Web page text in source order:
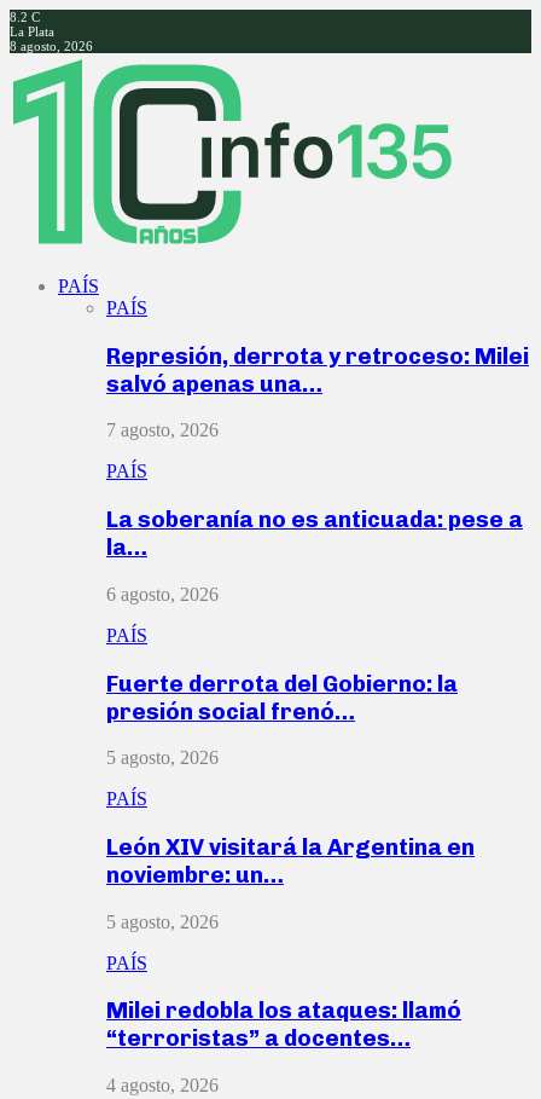
8.2 C
La Plata
8 agosto, 2026
Facebook
Twitter
Instagram
Youtube
PAÍS
PAÍS
Represión, derrota y retroceso: Milei
salvó apenas una…
7 agosto, 2026
PAÍS
La soberanía no es anticuada: pese a
la…
6 agosto, 2026
PAÍS
Fuerte derrota del Gobierno: la
presión social frenó…
5 agosto, 2026
PAÍS
León XIV visitará la Argentina en
noviembre: un…
5 agosto, 2026
PAÍS
Milei redobla los ataques: llamó
“terroristas” a docentes…
4 agosto, 2026